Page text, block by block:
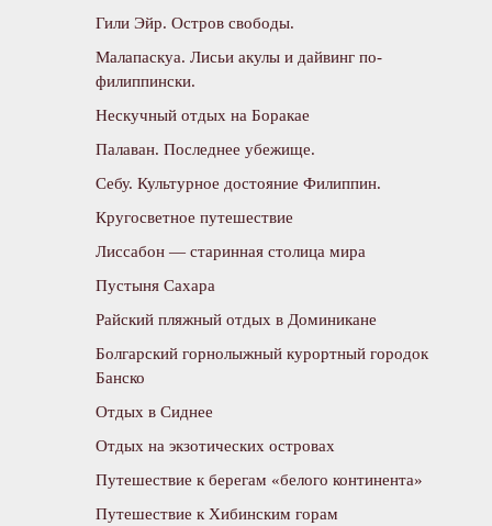
Гили Эйр. Остров свободы.
Малапаскуа. Лисьи акулы и дайвинг по-
филиппински.
Нескучный отдых на Боракае
Палаван. Последнее убежище.
Себу. Культурное достояние Филиппин.
Кругосветное путешествие
Лиссабон — старинная столица мира
Пустыня Сахара
Райский пляжный отдых в Доминикане
Болгарский горнолыжный курортный городок
Банско
Отдых в Сиднее
Отдых на экзотических островах
Путешествие к берегам «белого континента»
Путешествие к Хибинским горам